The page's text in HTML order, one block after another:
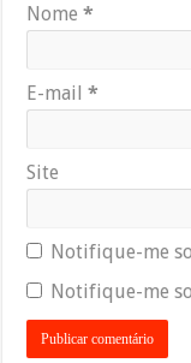
Nome*
E-mail*
Site
Notifique-me
Notifique-me